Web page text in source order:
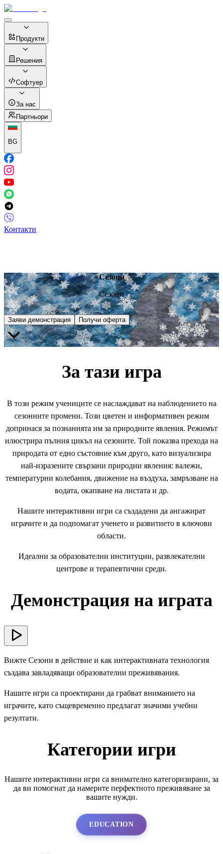
Продукти
Решения
Софтуер
За нас
Партньори
BG
Контакти
Сезони
Сезони
Заяви демонстрация Получи оферта
За тази игра
В този режим учениците се наслаждават на наблюдението на
сезонните промени. Този цветен и информативен режим
допринася за познанията им за природните явления. Режимът
илюстрира пълния цикъл на сезоните. Той показва прехода на
природата от едно състояние към друго, като визуализира
най-изразените свързани природни явления: валежи,
температурни колебания, движение на въздуха, замръзване на
водата, окапване на листата и др.
Нашите интерактивни игри са създадени да ангажират
играчите и да подпомагат ученето и развитието в ключови
области.
Идеални за образователни институции, развлекателни
центрове и терапевтични среди.
Демонстрация на играта
Вижте Сезони в действие и как интерактивната технология
създава завладяващи образователни преживявания.
Нашите игри са проектирани да грабват вниманието на
играчите, като същевременно предлагат значими учебни
резултати.
Категории игри
Нашите интерактивни игри са внимателно категоризирани, за
да ви помогнат да намерите перфектното преживяване за
вашите нужди.
EDUCATION